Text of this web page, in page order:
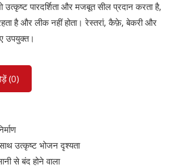
उत्कृष्ट पारदर्शिता और मजबूत सील प्रदान करता है,
है और लीक नहीं होता। रेस्तरां, कैफ़े, बेकरी और
उपयुक्त।
(0)
उत्कृष्ट भोजन दृश्यता
से बंद होने वाला